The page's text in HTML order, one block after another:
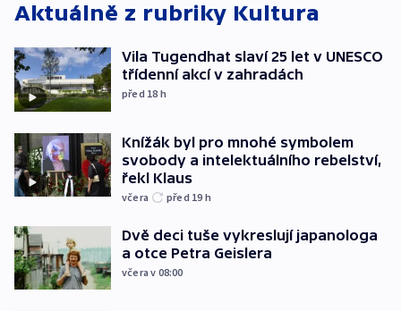
Aktuálně z rubriky Kultura
Vila Tugendhat slaví 25 let v UNESCO
třídenní akcí v zahradách
před 18 h
Knížák byl pro mnohé symbolem
svobody a intelektuálního rebelství,
řekl Klaus
včera před 19 h
Dvě deci tuše vykreslují japanologa
a otce Petra Geislera
včera v 08:00